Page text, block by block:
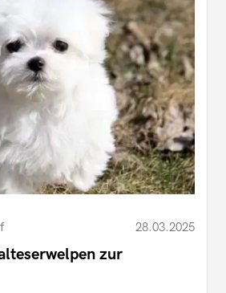
28.03.2025
zur